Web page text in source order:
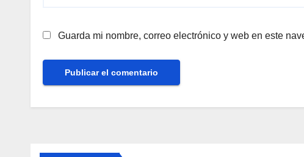
Guarda mi nombre, correo electrónico y web en este